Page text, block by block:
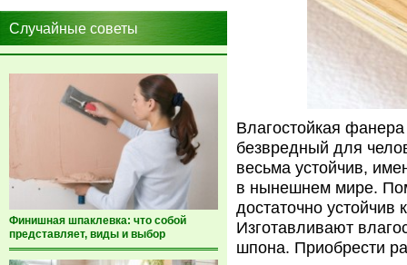
Случайные советы
Финишная шпаклевка: что собой
представляет, виды и выбор
Влагостойкая
безвредный для
весьма устойчив,
в нынешнем мире.
достаточно
Изготавливают
шпона. Приобрести